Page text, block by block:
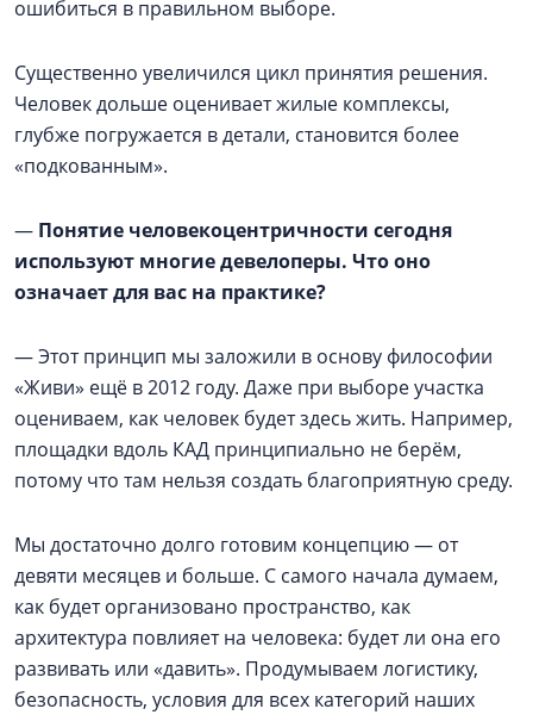
ошибиться в правильном выборе.
Существенно увеличился цикл принятия решения.
Человек дольше оценивает жилые комплексы,
глубже погружается в детали, становится более
«подкованным».
— Понятие человекоцентричности сегодня
используют многие девелоперы. Что оно
означает для вас на практике?
— Этот принцип мы заложили в основу философии
«Живи» ещё в 2012 году. Даже при выборе участка
оцениваем, как человек будет здесь жить. Например,
площадки вдоль КАД принципиально не берём,
потому что там нельзя создать благоприятную среду.
Мы достаточно долго готовим концепцию — от
девяти месяцев и больше. С самого начала думаем,
как будет организовано пространство, как
архитектура повлияет на человека: будет ли она его
развивать или «давить». Продумываем логистику,
безопасность, условия для всех категорий наших